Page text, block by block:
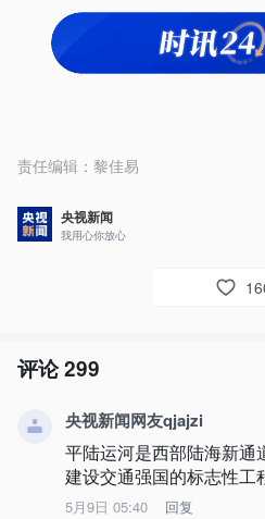
责任编辑： 黎佳易
央视新闻
我用心你放心
评论299
央视新闻网友qjajzi
平陆运河是西部陆海新通
建设交通强国的标志性工
5月9日 05:40 回复